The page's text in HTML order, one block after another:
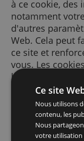
Un cookie est
votre
à ce cookie,
notamment
d'autres
Web. Cela
ce site et
vous. Les
les cookies,
beaucoup
Ce site